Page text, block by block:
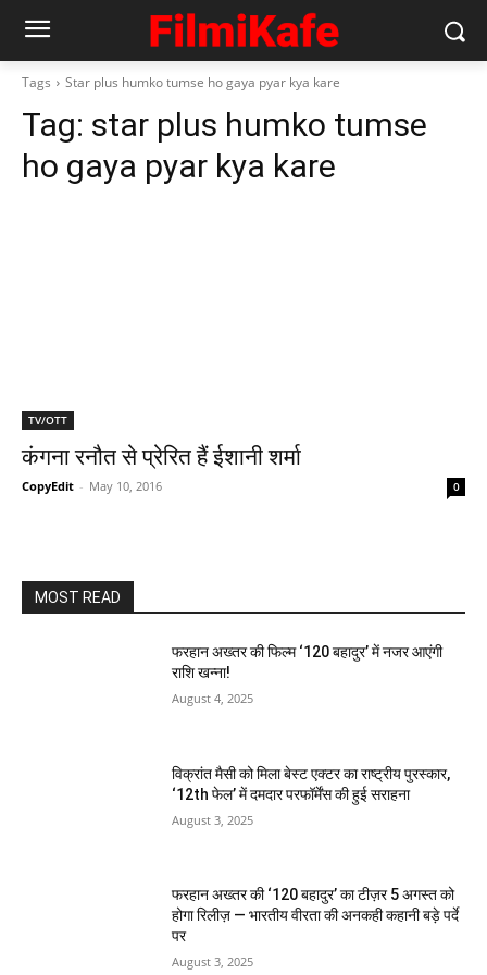
Tags Star plus humko tumse ho gaya pyar kya kare
Tag: star plus humko tumse
ho gaya pyar kya kare
TV/OTT
कंगना रनौत से प्रेरित हैं ईशानी शर्मा
CopyEdit - May 10, 2016 0
MOST READ
फरहान अख्तर की फिल्म ‘120 बहादुर’ में नजर आएंगी
राशि खन्ना!
August 4, 2025
विक्रांत मैसी को मिला बेस्ट एक्टर का राष्ट्रीय पुरस्कार,
‘12th फेल’ में दमदार परफॉर्मेंस की हुई सराहना
August 3, 2025
फरहान अख्तर की ‘120 बहादुर’ का टीज़र 5 अगस्त को
होगा रिलीज़ — भारतीय वीरता की अनकही कहानी बड़े पर्दे
पर
August 3, 2025